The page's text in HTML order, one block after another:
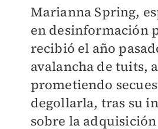
Marianna Spring,
en desinformación
recibió el año
avalancha de tuits,
prometiendo
degollarla, tras su
sobre la